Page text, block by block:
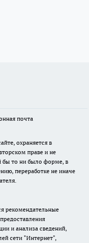
почта
охраняется в
праве и не
бы то ни было форме, в
переработке не иначе
рекомендательные
и анализа сведений,
сети "Интернет",